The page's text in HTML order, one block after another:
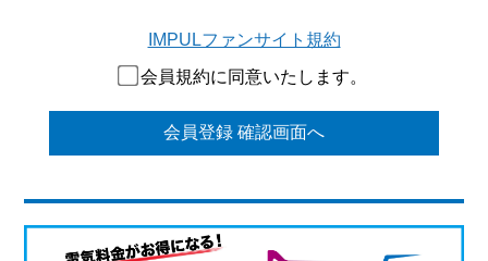
IMPULファンサイト規約
会員規約に同意いたします。